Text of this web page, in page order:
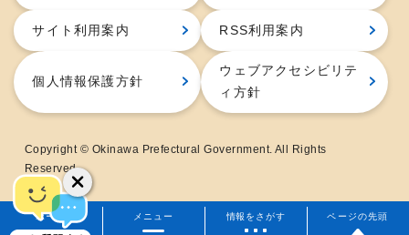
メニュー
ホーム 情報をさがす ページの先頭
サイト利用案内 RSS利用案内
個人情報保護方針
ウェブアクセシビリテ
ィ方針
Copyright © Okinawa Prefectural Government. All Rights
Reserved.